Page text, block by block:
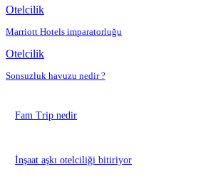
Otelcilik
Marriott Hotels imparatorluğu
Otelcilik
Sonsuzluk havuzu nedir ?
Fam Trip nedir
İnşaat aşkı otelciliği bitiriyor